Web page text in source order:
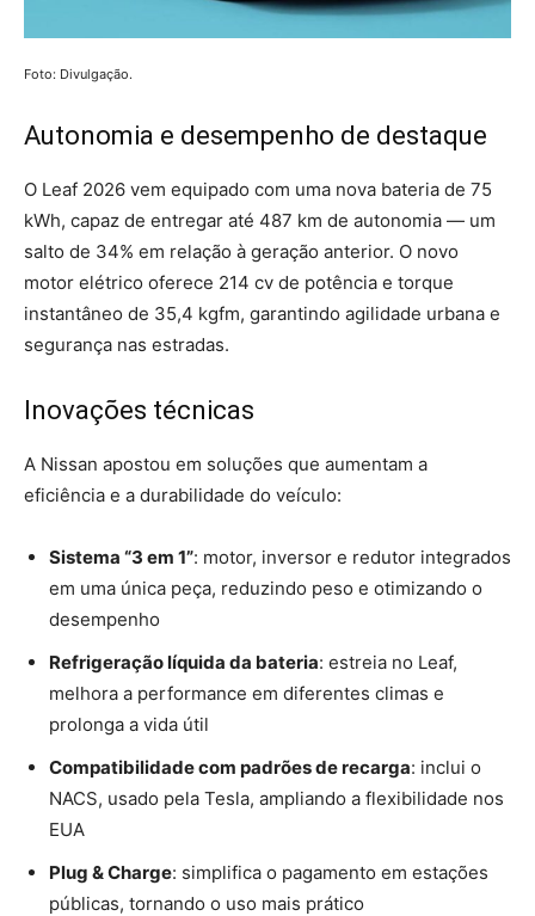
Foto: Divulgação.
Autonomia e desempenho de destaque
O Leaf 2026 vem equipado com uma nova bateria de 75
kWh, capaz de entregar até 487 km de autonomia — um
salto de 34% em relação à geração anterior. O novo
motor elétrico oferece 214 cv de potência e torque
instantâneo de 35,4 kgfm, garantindo agilidade urbana e
segurança nas estradas.
Inovações técnicas
A Nissan apostou em soluções que aumentam a
eficiência e a durabilidade do veículo:
Sistema “3 em 1”: motor, inversor e redutor integrados
em uma única peça, reduzindo peso e otimizando o
desempenho
Refrigeração líquida da bateria: estreia no Leaf,
melhora a performance em diferentes climas e
prolonga a vida útil
Compatibilidade com padrões de recarga: inclui o
NACS, usado pela Tesla, ampliando a flexibilidade nos
EUA
Plug & Charge: simplifica o pagamento em estações
públicas, tornando o uso mais prático